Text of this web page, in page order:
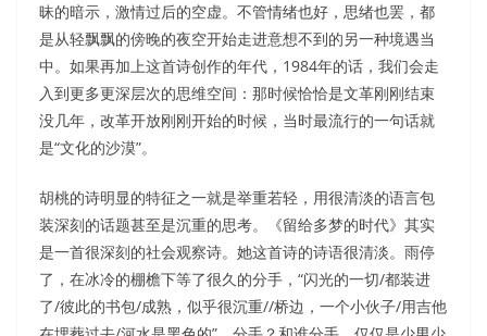
昧的暗示，激情过后的空虚。不管情绪也好，思绪也罢，都
是从轻飘飘的傍晚的夜空开始走进意想不到的另一种境遇当
中。如果再加上这首诗创作的年代，1984年的话，我们会走
入到更多更深层次的思维空间：那时候恰恰是文革刚刚结束
没几年，改革开放刚刚开始的时候，当时最流行的一句话就
是“文化的沙漠”。
胡桃的诗明显的特征之一就是举重若轻，用很清淡的语言包
装深刻的话题甚至是沉重的思考。《留给多梦的时代》其实
是一首很深刻的社会观察诗。她这首诗的诗语很清淡。雨停
了，在冰冷的棚檐下等了很久的分手，“闪光的一切/都装进
了/彼此的书包/成熟，似乎很沉重//桥边，一个小伙子/用吉他